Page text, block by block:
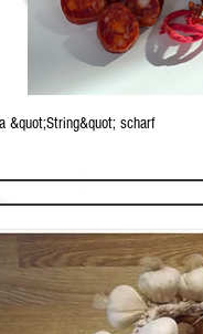
Schnellansicht
&quot;String&quot; scharf